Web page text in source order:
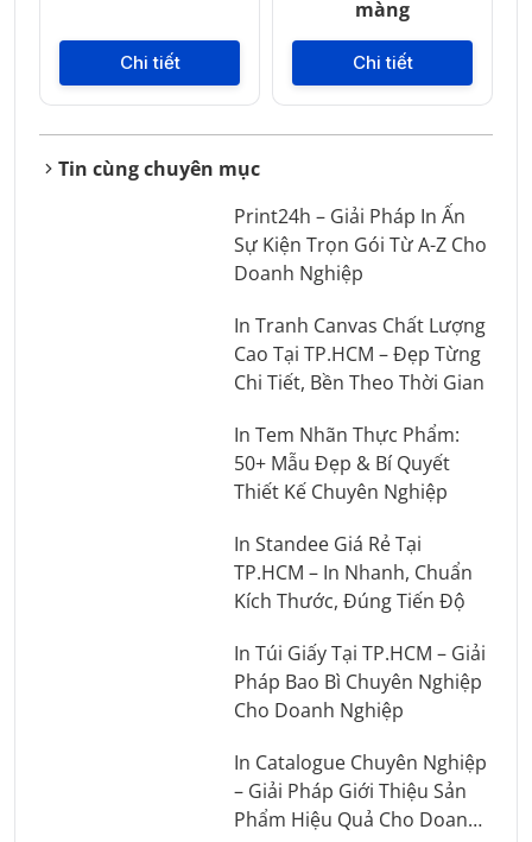
Chi tiết
màng
Chi tiết
Tin cùng chuyên mục
Print24h – Giải Pháp In Ấn
Sự Kiện Trọn Gói Từ A-Z Cho
Doanh Nghiệp
In Tranh Canvas Chất Lượng
Cao Tại TP.HCM – Đẹp Từng
Chi Tiết, Bền Theo Thời Gian
In Tem Nhãn Thực Phẩm:
50+ Mẫu Đẹp & Bí Quyết
Thiết Kế Chuyên Nghiệp
In Standee Giá Rẻ Tại
TP.HCM – In Nhanh, Chuẩn
Kích Thước, Đúng Tiến Độ
In Túi Giấy Tại TP.HCM – Giải
Pháp Bao Bì Chuyên Nghiệp
Cho Doanh Nghiệp
In Catalogue Chuyên Nghiệp
– Giải Pháp Giới Thiệu Sản
Phẩm Hiệu Quả Cho Doanh